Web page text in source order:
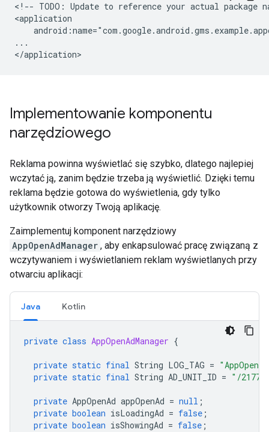
<!-- TODO: Update to reference your actual package
...
Implementowanie komponentu
narzędziowego
Reklama powinna wyświetlać się szybko, dlatego najlepiej
wczytać ją, zanim będzie trzeba ją wyświetlić. Dzięki temu
reklama będzie gotowa do wyświetlenia, gdy tylko
użytkownik otworzy Twoją aplikację.
Zaimplementuj komponent narzędziowy
AppOpenAdManager , aby enkapsulować pracę związaną z
wczytywaniem i wyświetlaniem reklam wyświetlanych przy
otwarciu aplikacji:
Java Kotlin
private class AppOpenAdManager {
private static final String LOG_TAG =
private static final String AD_UNIT_ID = "/
private AppOpenAd appOpenAd = null ;
private boolean isLoadingAd = false ;
private boolean isShowingAd = false ;